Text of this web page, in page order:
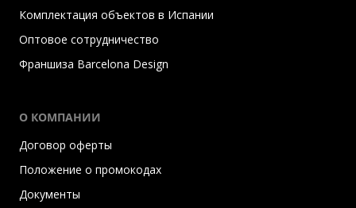
Комплектация объектов в Испании
Оптовое сотрудничество
Франшиза Barcelona Design
О КОМПАНИИ
Договор оферты
Положение о промокодах
Документы